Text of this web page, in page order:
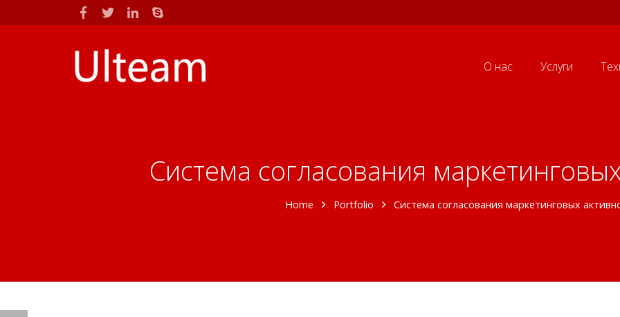
О нас Услуги
Система согласования
Home Portfolio Система согласования маркетинговых